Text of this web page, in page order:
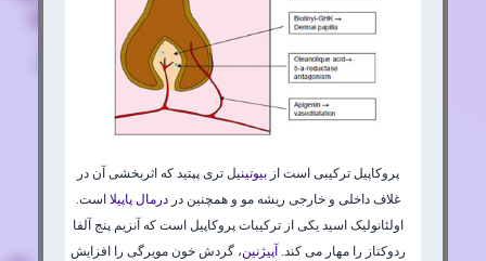
پروکاپیل ترکیبی است ازبیوتینیل تری پپتید که اثربخشی آن در
غلاف داخلی و خارجی ریشه مو و همچنین دردرمال پاپیلا است.
اولئانولیک اسید یکی از ترکیبات پروکاپیل است که آنزیم پنج آلفا
ردوکتاز را مهار می کند. آپیژنین، گردش خون مویرگی را افزایش